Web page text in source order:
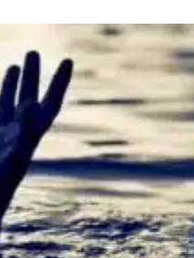
न्यूज़